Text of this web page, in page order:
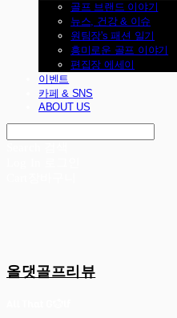
골프 브랜드 이야기
뉴스, 건강 & 이슈
원팀장's 패션 일기
흥미로운 골프 이야기
편집장 에세이
이벤트
카페 & SNS
ABOUT US
올댓골프리뷰